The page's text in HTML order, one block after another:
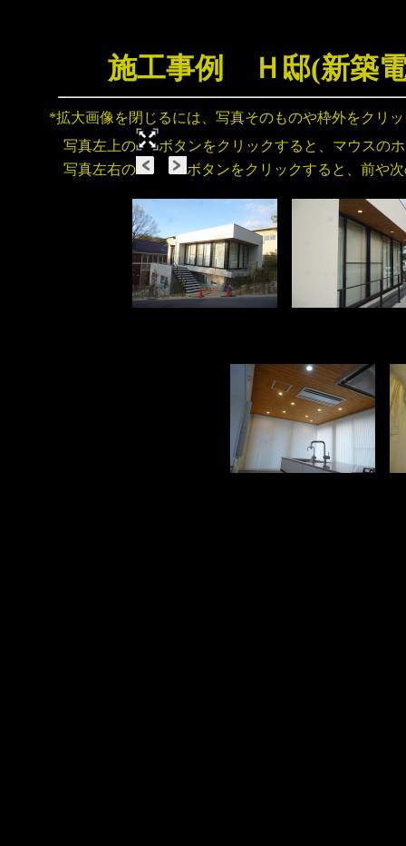
施工事例 Ｈ邸(新築
*拡大画像を閉じるには、写真そのものや枠外をクリ
写真左上の
ボタンをクリックすると、マウスの
写真左右の
ボタンをクリックすると、前や